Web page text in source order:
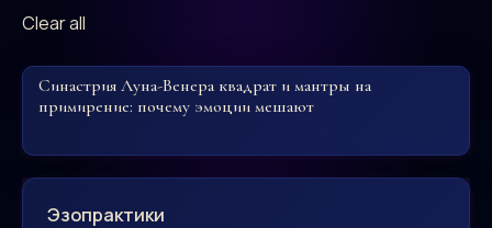
Clear all
Синастрия Луна-Венера квадрат и мантры на
примирение: почему эмоции мешают
Эзопрактики